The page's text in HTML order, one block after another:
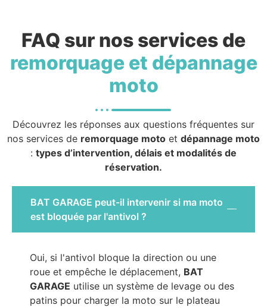
FAQ sur nos services de
remorquage et dépannage
moto
Découvrez les réponses aux questions fréquentes sur
nos services de remorquage moto et dépannage moto
: types d’intervention, délais et modalités de
réservation.
BAT GARAGE peut-il intervenir si ma moto
est bloquée par l'antivol ?
Oui, si l'antivol bloque la direction ou une
roue et empêche le déplacement, BAT
GARAGE utilise un système de levage ou des
patins pour charger la moto sur le plateau